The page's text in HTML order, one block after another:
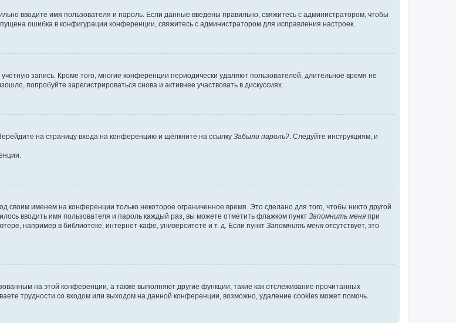
вводите имя пользователя и пароль. Если данные введены правильно, свяжитесь с администратором, чтобы
ошибка в конфигурации конференции, свяжитесь с администратором для исправления настроек.
запись. Кроме того, многие конференции периодически удаляют пользователей, длительное время не
попробуйте зарегистрироваться снова и активнее участвовать в дискуссиях.
на страницу входа на конференцию и щёлкните на ссылку Забыли пароль? . Следуйте инструкциям, и
своим именем на конференции только некоторое ограниченное время. Это сделано для того, чтобы никто другой
вводить имя пользователя и пароль каждый раз, вы можете отметить флажком пункт Запомнить меня при
например в библиотеке, интернет-кафе, университете и т. д. Если пункт Запомнить меня отсутствует, это
на этой конференции, а также выполняют другие функции, такие как отслеживание прочитанных
трудности со входом или выходом на данной конференции, возможно, удаление cookies может помочь.